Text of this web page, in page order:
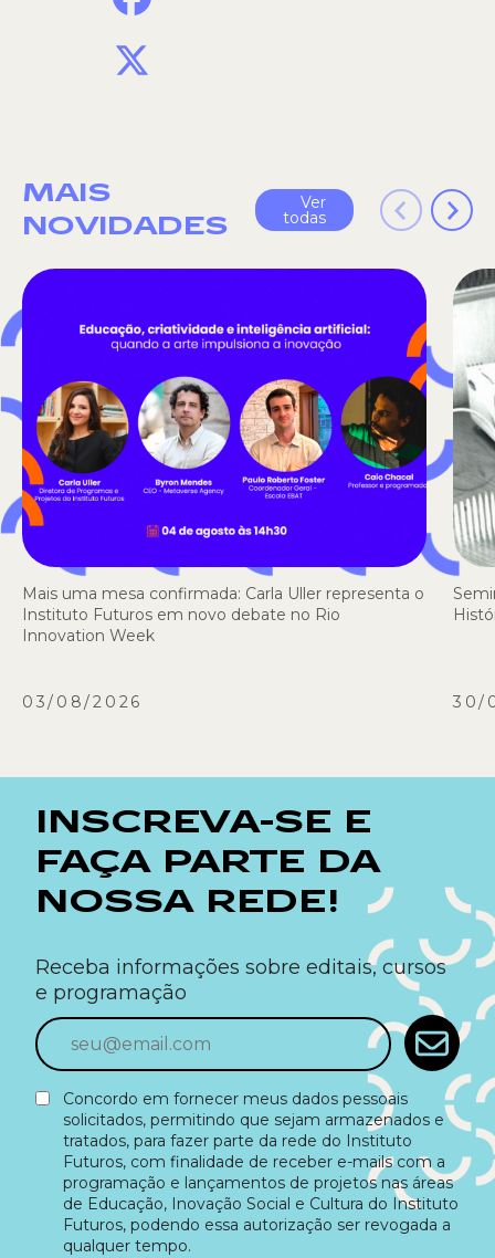
MAIS
NOVIDADES
Ver
todas
Mais uma mesa confirmada: Carla Uller representa o
Instituto Futuros em novo debate no Rio
Innovation Week
03/08/2026 30/
INSCREVA-SE E
FAÇA PARTE DA
NOSSA REDE!
Receba informações sobre editais, cursos
e programação
Concordo em fornecer meus dados pessoais
solicitados, permitindo que sejam armazenados e
tratados, para fazer parte da rede do Instituto
Futuros, com finalidade de receber e-mails com a
programação e lançamentos de projetos nas áreas
de Educação, Inovação Social e Cultura do Instituto
Futuros, podendo essa autorização ser revogada a
qualquer tempo.